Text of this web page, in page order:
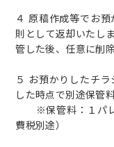
４ 原稿作成等でお
則として返却いたし
管した後、任意に削
５ お預かりしたチ
した時点で別途保管
※保管料：１パレ
費税別途）